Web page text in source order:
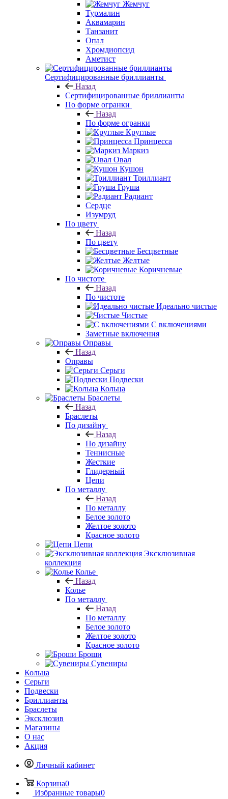
Жемчуг
Турмалин
Аквамарин
Танзанит
Опал
Хромдиопсид
Аметист
Сертифицированные бриллианты
Назад
Сертифицированные бриллианты
По форме огранки
Назад
По форме огранки
Круглые
Принцесса
Маркиз
Овал
Кушон
Триллиант
Груша
Радиант
Сердце
Изумруд
По цвету
Назад
По цвету
Бесцветные
Желтые
Коричневые
По чистоте
Назад
По чистоте
Идеально чистые
Чистые
С включениями
Заметные включения
Оправы
Назад
Оправы
Серьги
Подвески
Кольца
Браслеты
Назад
Браслеты
По дизайну
Назад
По дизайну
Теннисные
Жесткие
Глидерный
Цепи
По металлу
Назад
По металлу
Белое золото
Желтое золото
Красное золото
Цепи
Эксклюзивная
коллекция
Колье
Назад
Колье
По металлу
Назад
По металлу
Белое золото
Желтое золото
Красное золото
Броши
Сувениры
Кольца
Серьги
Подвески
Бриллианты
Браслеты
Эксклюзив
Магазины
О нас
Акция
Личный кабинет
Корзина0
Избранные товары0